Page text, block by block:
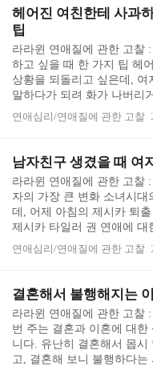
시긴 했습니다. 그러나 대세
나쁜 놈 입니다. 그런데 어
리는 남자 친구 때문에 괴로
요? 떄리는 남자도 문제지
는 것 아닌가 하는 생각을
사람이 때리는 남자 친구 때
보니... 조금 이해가 되기도
헤어진 여친한테 사과
팁
라라윈 연애질에 관한 고찰
하고 싶을 때 한 가지 팁 헤
상황을 되돌리고 싶은데, 여
말하다가 되려 화가 나버리
경우도 심심찮게 일어납니
고, 하지 말아야 할 말을 하
전에 고객센터 상담원 덕분
가 되었습니다. 사람을 화나
한참 작업 중에 갑자기 인터
오전에 아무런 통지도 없이
서 작업하던 것이 다 날아가
다. 즉각 인터넷 AS센터에
대한 답변은 "설정을 다시
연애심리/연애질에 관한 고찰
남자친구 생겼을 때 여
라라윈 연애질에 관한 고찰
자의 가장 큰 변화 소녀시대
데, 어제 아침의 제시카 퇴
제시카 타일러 권 연애에 대
네티즌 수사대의 조사로 보
투자하는 투자회사 홍콩 지
었던 종흔동과 사귀기도 했
과 친하게 지내는 연예계에
이야기가 나왔습니다. 나이
년생, 제시카는 89년생이라
소녀시대 탈퇴 인지 소녀시
연애심리/연애질에 관한 고찰
결혼해서 불행해지는
라라윈 연애질에 관한 고찰
번 주는 결혼과 이혼에 대한
니다. 유난히 결혼해서 몹시
고, 결혼해 보니 불행하다는